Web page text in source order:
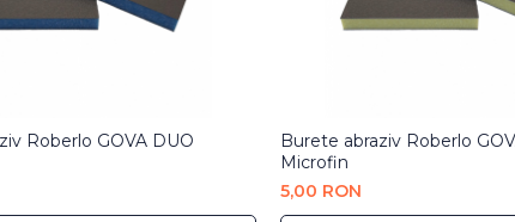
Roberlo GOVA DUO
Burete abraziv Roberlo
Microfin
5,00 RON